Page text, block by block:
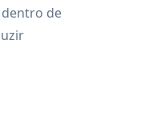
de